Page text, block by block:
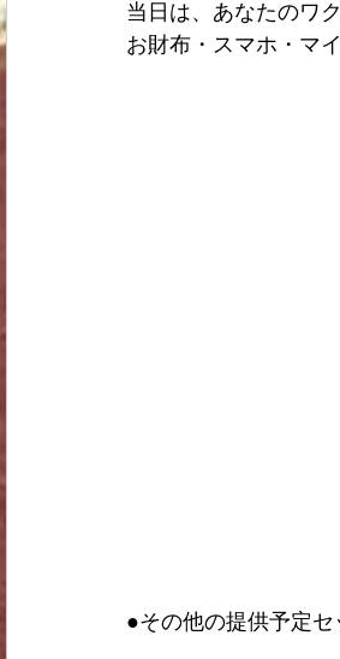
当日は、あなたのワ
お財布・スマホ・マ
●その他の提供予定セ